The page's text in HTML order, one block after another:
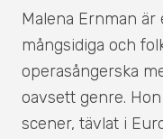
Malena Ernman
mångsidiga och
operasångerska
oavsett genre.
scener, tävlat i